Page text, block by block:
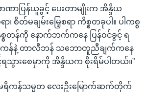
ာပြန်ယူခွင့် ပေးတာမျိုးက အိန္ဒိယ
စိတ်မချမ်းမြေ့စရာ ကိစ္စတခုပါ။ ပါကစ္စ
စတန်ကို နောက်ဘက်ကနေ ပြန်ဝင်ခွင့် ရ
ရိကန်နဲ့ တာလီဘန် သဘောတူညီချက်ကနေ
ရသွားစေမှာကို အိန္ဒိယက စိုးရိမ်ပါတယ်။”
ရိကန်သမ္မတ လေးဦးမြောက်ဆက်တိုက်